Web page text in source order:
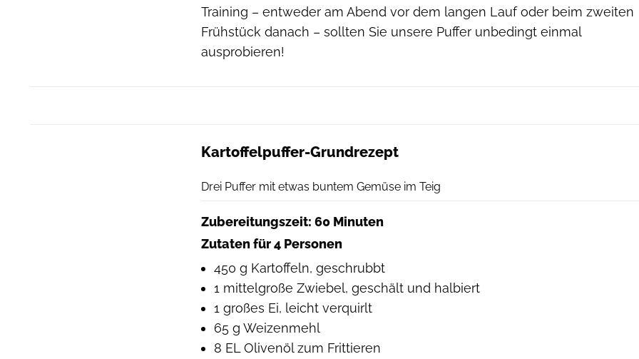
Training – entweder am Abend vor dem langen Lauf oder beim zweiten
Frühstück danach – sollten Sie unsere Puffer unbedingt einmal
ausprobieren!
Kartoffelpuffer-Grundrezept
Drei Puffer mit etwas buntem Gemüse im Teig
Zubereitungszeit: 60 Minuten
Zutaten für 4 Personen
450 g Kartoffeln, geschrubbt
1 mittelgroße Zwiebel, geschält und halbiert
1 großes Ei, leicht verquirlt
65 g Weizenmehl
8 EL Olivenöl zum Frittieren